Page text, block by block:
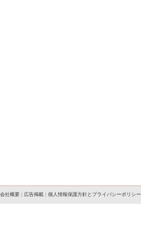
会社概要 | 広告掲載 | 個人情報保護方針とプライバシーポリシー